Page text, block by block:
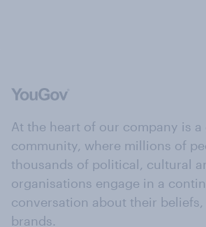
At the heart of our company is
community, where millions of
thousands of political, cultural
organisations engage in a
conversation about their
brands.